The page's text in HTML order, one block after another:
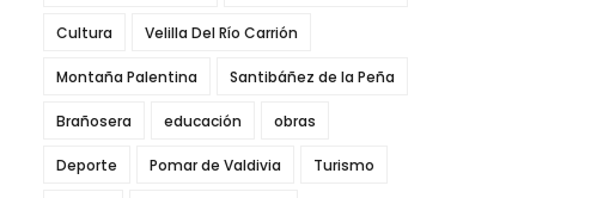
Cultura Velilla Del Río Carrión
Montaña Palentina Santibáñez de la Peña
Brañosera educación obras
Deporte Pomar de Valdivia Turismo